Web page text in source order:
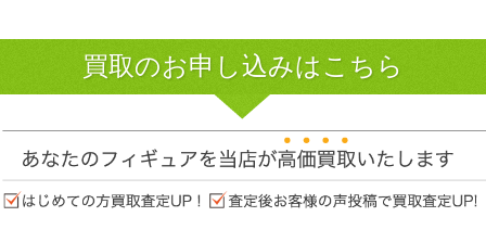
買取のお申し込みはこちら